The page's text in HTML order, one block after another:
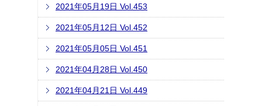
2021年05月19日 Vol.453
2021年05月12日 Vol.452
2021年05月05日 Vol.451
2021年04月28日 Vol.450
2021年04月21日 Vol.449